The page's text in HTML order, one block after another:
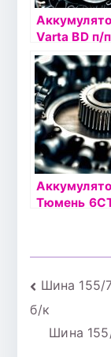
Varta BD п/
(570 413)
Тюмень
по
Шина 155/
б/к
Шина